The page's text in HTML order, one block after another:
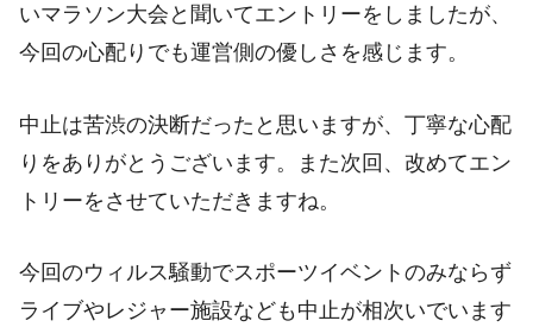
いマラソン大会と聞いてエントリーをしましたが、
今回の心配りでも運営側の優しさを感じます。
中止は苦渋の決断だったと思いますが、丁寧な心配
りをありがとうございます。また次回、改めてエン
トリーをさせていただきますね。
今回のウィルス騒動でスポーツイベントのみならず
ライブやレジャー施設なども中止が相次いでいます